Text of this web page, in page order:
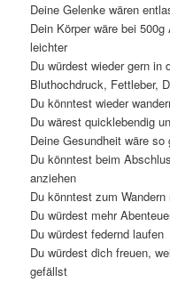
Deine Gelenke wären
Dein Körper wäre bei
leichter
Du würdest wieder gern in
Bluthochdruck, Fettleber,
Du könntest wieder
Du wärest quicklebendig
Deine Gesundheit wäre
Du könntest beim
anziehen
Du könntest zum
Du würdest mehr
Du würdest federnd laufen
Du würdest dich freuen,
gefällst